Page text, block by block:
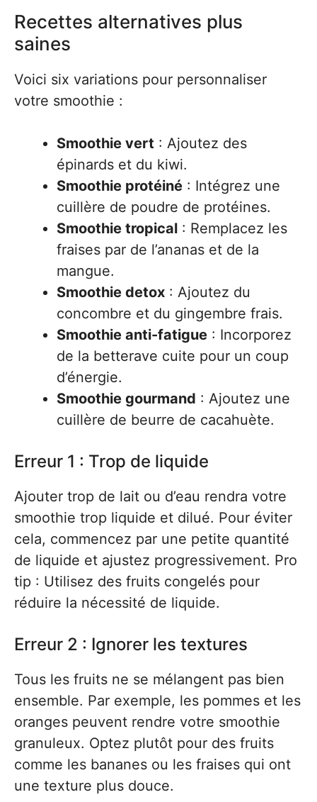
Recettes alternatives plus
saines
Voici six variations pour personnaliser
votre smoothie :
Smoothie vert : Ajoutez des
épinards et du kiwi.
Smoothie protéiné : Intégrez une
cuillère de poudre de protéines.
Smoothie tropical : Remplacez les
fraises par de l’ananas et de la
mangue.
Smoothie detox : Ajoutez du
concombre et du gingembre frais.
Smoothie anti-fatigue : Incorporez
de la betterave cuite pour un coup
d’énergie.
Smoothie gourmand : Ajoutez une
cuillère de beurre de cacahuète.
Erreur 1 : Trop de liquide
Ajouter trop de lait ou d’eau rendra votre
smoothie trop liquide et dilué. Pour éviter
cela, commencez par une petite quantité
de liquide et ajustez progressivement. Pro
tip : Utilisez des fruits congelés pour
réduire la nécessité de liquide.
Erreur 2 : Ignorer les textures
Tous les fruits ne se mélangent pas bien
ensemble. Par exemple, les pommes et les
oranges peuvent rendre votre smoothie
granuleux. Optez plutôt pour des fruits
comme les bananes ou les fraises qui ont
une texture plus douce.